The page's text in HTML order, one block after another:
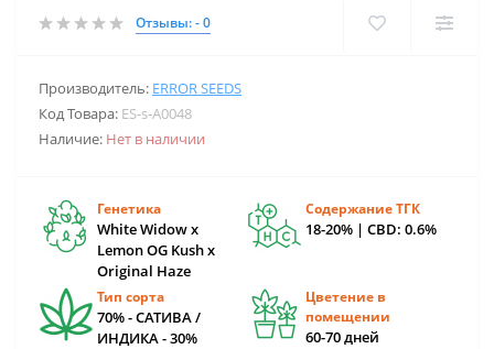
Отзывы: - 0
Производитель: ERROR SEEDS
Код Товара: ES-s-A0048
Наличие: Нет в наличии
Генетика
White Widow х
Lemon OG Kush х
Original Haze
Содержание ТГК
18-20% | CBD: 0.6%
Тип сорта
70% - САТИВА /
ИНДИКА - 30%
Цветение в
помещении
60-70 дней